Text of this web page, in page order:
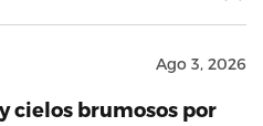
Ago 3, 2026
cielos brumosos por